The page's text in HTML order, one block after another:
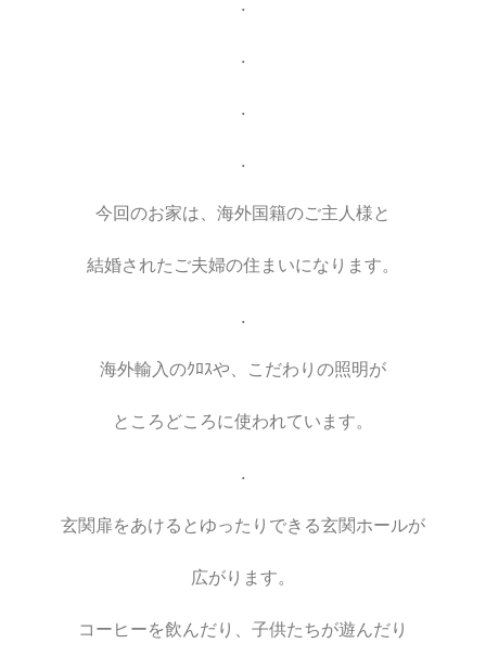
.
.
.
.
今回のお家は、海外国籍のご主人様と
結婚されたご夫婦の住まいになります。
.
海外輸入のｸﾛｽや、こだわりの照明が
ところどころに使われています。
.
玄関扉をあけるとゆったりできる玄関ホールが
広がります。
コーヒーを飲んだり、子供たちが遊んだり